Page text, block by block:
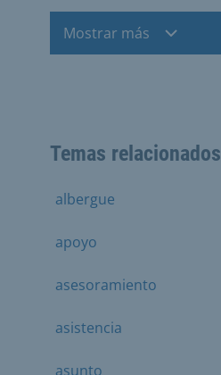
Mostrar más
Temas relacionados
albergue
apoyo
asesoramiento
asistencia
asunto